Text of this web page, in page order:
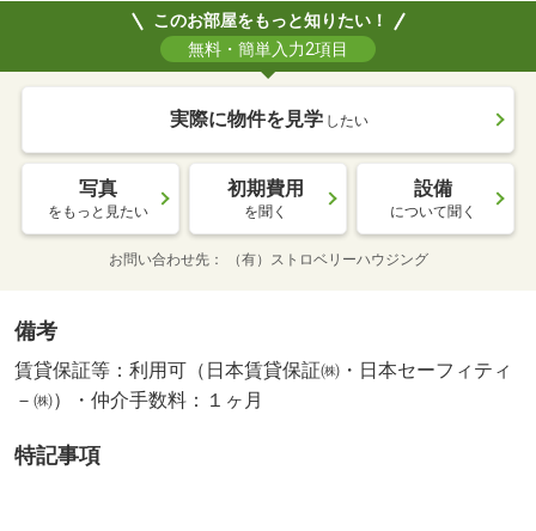
このお部屋をもっと知りたい！
無料・簡単入力2項目
実際に物件を見学 したい
写真
をもっと見たい
初期費用
を聞く
設備
について聞く
お問い合わせ先 （有）ストロベリーハウジング
備考
賃貸保証等：利用可（日本賃貸保証㈱・日本セーフィティ
－㈱）・仲介手数料：１ヶ月
特記事項